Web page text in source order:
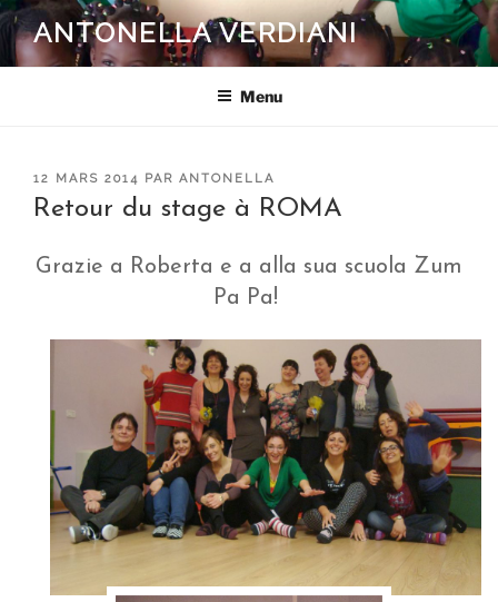
Aller
au
contenu
ANTONELLA VERDIANI
Menu
PUBLIÉ
LE
12 MARS 2014 PAR ANTONELLA
Retour du stage à ROMA
Grazie a Roberta e a alla sua scuola Zum
Pa Pa!